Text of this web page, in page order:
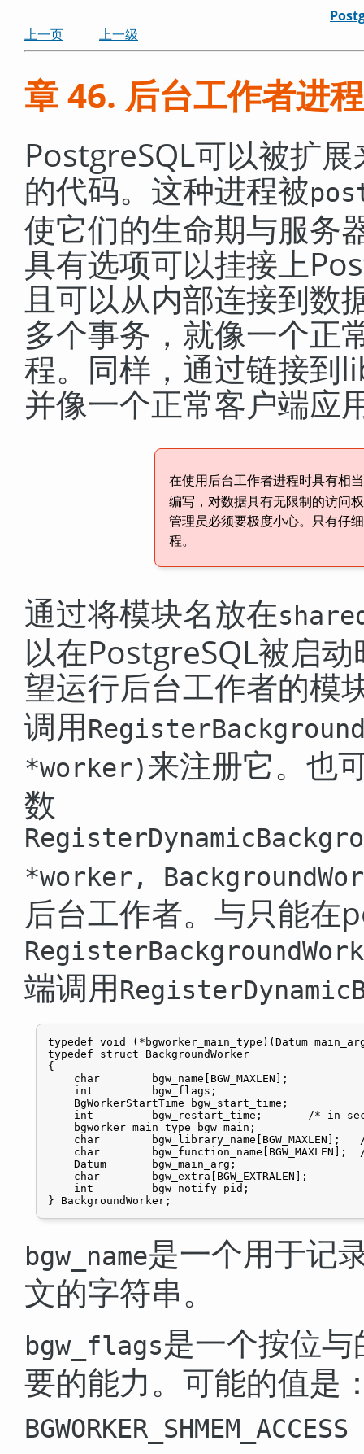
上一页
上一级
章 46. 后台工作者进程
PostgreSQL可以被扩
的代码。这种进程被
使它们的生命期与服务
具有选项可以挂接上
且可以从内部连接到数
多个事务，就像一个正
程。同样，通过链接到
并像一个正常客户端应
在使用后台工作者进程时具有相
编写，对数据具有无限制的访问
管理员必须要极度小心。只有仔
程。
通过将模块名放在
以在PostgreSQL被启动
望运行后台工作者的模
调用
*worker)来注册它。也
数
*worker,
后台工作者。与只能
端调用
typedef void (*bgworker_main_type)(Datum
typedef struct BackgroundWorker
{
    char        bgw_name[BGW_MAXLEN];
    int         bgw_flags;
    BgWorkerStartTime bgw_start_time;
int         bgw_restart_time;       /* in
    bgworker_main_type bgw_main;
char        bgw_library_name[BGW_MAXLEN];
char        bgw_function_name[BGW_MAXLEN];
    Datum       bgw_main_arg;
    char        bgw_extra[BGW_EXTRALEN];
    int         bgw_notify_pid;
} BackgroundWorker;
bgw_name是一个用于记
文的字符串。
bgw_flags是一个按位
要的能力。可能的值是
BGWORKER_SHMEM_ACCESS